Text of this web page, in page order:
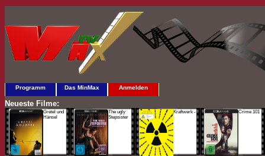
Programm Das MinMax Anmelden
Neueste Filme:
Gretel und
Hänsel
The ugly
Stepsister
Kraftwerk - Crime 101